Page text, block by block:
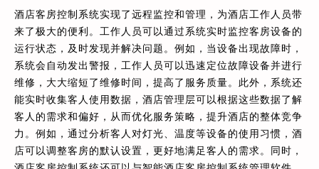
酒店客房控制系统实现了远程监控和管理，为酒店工作人员带
来了极大的便利。工作人员可以通过系统实时监控客房设备的
运行状态，及时发现并解决问题。例如，当设备出现故障时，
系统会自动发出警报，工作人员可以迅速定位故障设备并进行
维修，大大缩短了维修时间，提高了服务质量。此外，系统还
能实时收集客人使用数据，酒店管理层可以根据这些数据了解
客人的需求和偏好，从而优化服务策略，提升酒店的整体竞争
力。例如，通过分析客人对灯光、温度等设备的使用习惯，酒
店可以调整客房的默认设置，更好地满足客人的需求。同时，